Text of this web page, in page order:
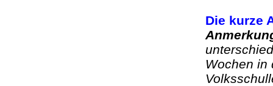
Die kurze
Wochen in